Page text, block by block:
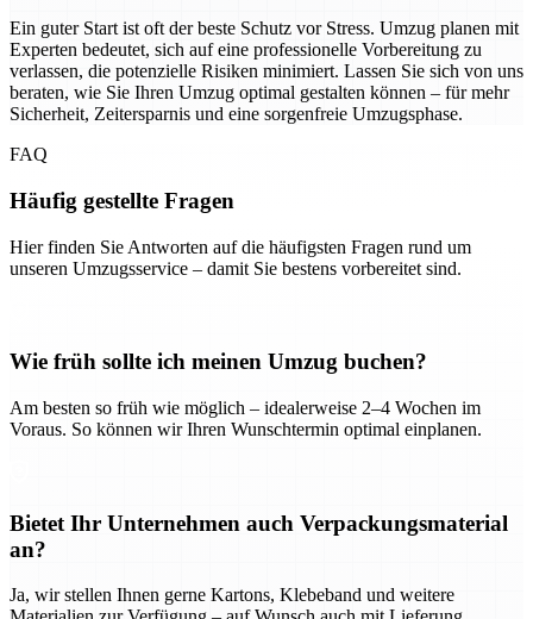
Ein guter Start ist oft der beste Schutz vor Stress. Umzug planen mit
Experten bedeutet, sich auf eine professionelle Vorbereitung zu
verlassen, die potenzielle Risiken minimiert. Lassen Sie sich von uns
beraten, wie Sie Ihren Umzug optimal gestalten können – für mehr
Sicherheit, Zeitersparnis und eine sorgenfreie Umzugsphase.
FAQ
Häufig gestellte Fragen
Hier finden Sie Antworten auf die häufigsten Fragen rund um
unseren Umzugsservice – damit Sie bestens vorbereitet sind.
Wie früh sollte ich meinen Umzug buchen?
Am besten so früh wie möglich – idealerweise 2–4 Wochen im
Voraus. So können wir Ihren Wunschtermin optimal einplanen.
Bietet Ihr Unternehmen auch Verpackungsmaterial
an?
Ja, wir stellen Ihnen gerne Kartons, Klebeband und weitere